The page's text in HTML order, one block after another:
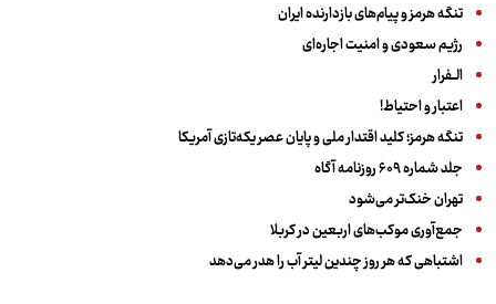
تنگه هرمز و پیام‌های بازدارنده ایران
رژیم سعودی و امنیت اجاره‌ای
الــفرار
اعتبار و احتیاط!
تنگه هرمز؛ کلید اقتدار ملی و پایان عصر یکه‌تازی آمریکا
جلد شماره ۶۰۹ روزنامه آگاه
تهران خنک‌تر می‌شود
جمع‌آوری موکب‌های اربعین در کربلا
اشتباهی که هر روز چندین لیتر آب را هدر می‌دهد